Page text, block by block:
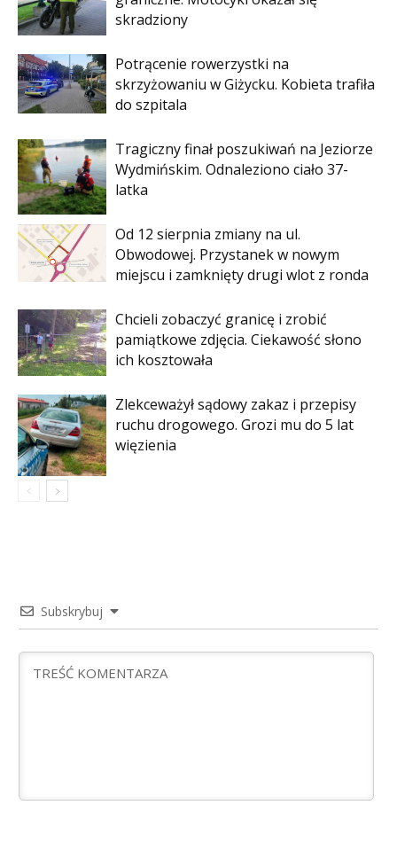
skradziony
Potrącenie rowerzystki na
skrzyżowaniu w Giżycku. Kobieta trafiła
do szpitala
Tragiczny finał poszukiwań na Jeziorze
Wydmińskim. Odnaleziono ciało 37-
latka
Od 12 sierpnia zmiany na ul.
Obwodowej. Przystanek w nowym
miejscu i zamknięty drugi wlot z ronda
Chcieli zobaczyć granicę i zrobić
pamiątkowe zdjęcia. Ciekawość słono
ich kosztowała
Zlekceważył sądowy zakaz i przepisy
ruchu drogowego. Grozi mu do 5 lat
więzienia
Subskrybuj